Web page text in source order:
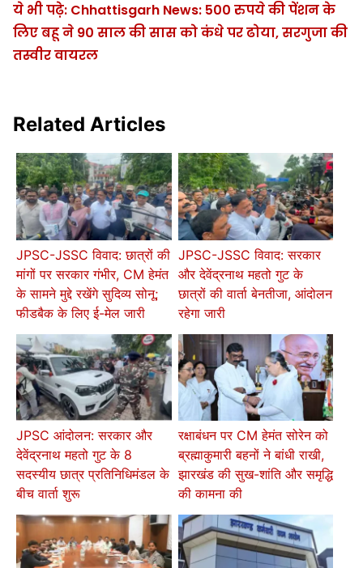
ये भी पढ़े: Chhattisgarh News: 500 रुपये की पेंशन के
लिए बहू ने 90 साल की सास को कंधे पर ढोया, सरगुजा की
तस्वीर वायरल
Related Articles
JPSC-JSSC विवाद: छात्रों की
मांगों पर सरकार गंभीर, CM हेमंत
के सामने मुद्दे रखेंगे सुदिव्य सोनू;
फीडबैक के लिए ई-मेल जारी
JPSC-JSSC विवाद: सरकार
और देवेंद्रनाथ महतो गुट के
छात्रों की वार्ता बेनतीजा, आंदोलन
रहेगा जारी
JPSC आंदोलन: सरकार और
देवेंद्रनाथ महतो गुट के 8
सदस्यीय छात्र प्रतिनिधिमंडल के
बीच वार्ता शुरू
रक्षाबंधन पर CM हेमंत सोरेन को
ब्रह्माकुमारी बहनों ने बांधी राखी,
झारखंड की सुख-शांति और समृद्धि
की कामना की